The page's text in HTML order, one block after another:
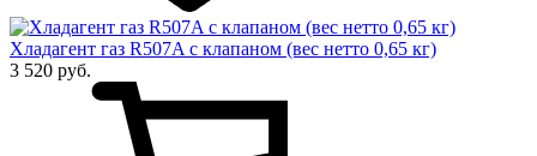
Хладагент газ R507A с клапаном (вес нетто 0,65 кг)
3 520 руб.